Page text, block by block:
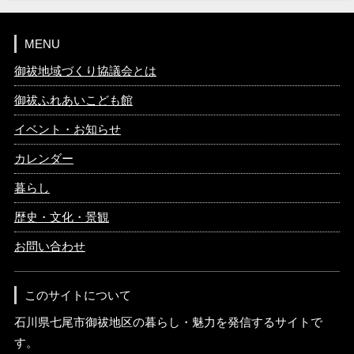
MENU
御祓地域づくり協議会とは
御祓ふれあいこども館
イベント・お知らせ
カレンダー
暮らし
歴史・文化・景観
お問い合わせ
このサイトについて
石川県七尾市御祓地区の暮らし・魅力を発信するサイトで
す。